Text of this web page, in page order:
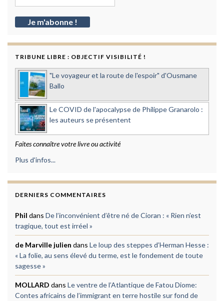
TRIBUNE LIBRE : OBJECTIF VISIBILITÉ !
"Le voyageur et la route de l'espoir" d'Ousmane
Ballo
Le COVID de l'apocalypse de Philippe Granarolo :
les auteurs se présentent
Faites connaître votre livre ou activité
Plus d'infos...
DERNIERS COMMENTAIRES
Phil dans De l’inconvénient d’être né de Cioran : « Rien n’est
tragique, tout est irréel »
de Marville julien dans Le loup des steppes d’Herman Hesse :
« La folie, au sens élevé du terme, est le fondement de toute
sagesse »
MOLLARD dans Le ventre de l’Atlantique de Fatou Diome:
Contes africains de l’immigrant en terre hostile sur fond de